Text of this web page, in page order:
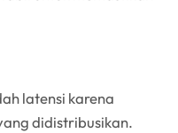
latensi karena
didistribusikan.